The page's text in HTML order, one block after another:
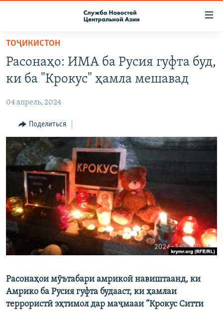
Вернуться
основному
содержанию
навигации
Вернутся
поиску
ПОДПИСКА
RFE/RL ДИРЕКТ
НАСТОЯЩЕЕ ВРЕМЯ
МИГРАНТ МЕДИА
ТОҶИКИСТОН
Расонаҳо: ИМА ба Русия гуфта буд,
ки ба "Крокус" ҳамла мешавад
04 апрель, 2024
Поделиться
Расонаҳои мӯътабари амрикоӣ навиштаанд, ки
Амрико ба Русия гуфта будааст, ки ҳамлаи
террористӣ эҳтимол дар маҷмааи “Крокус Ситти